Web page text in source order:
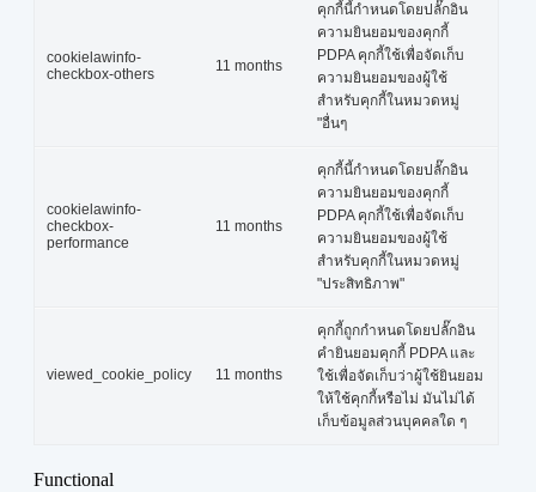
cookielawinfo-
checkbox-others
11 months
คุกกี้นี้กำหนดโดยปลั๊กอิน
ความยินยอมของคุกกี้
PDPA คุกกี้ใช้เพื่อจัดเก็บ
ความยินยอมของผู้ใช้
สำหรับคุกกี้ในหมวดหมู่
"อื่นๆ
cookielawinfo-
checkbox-
performance
11 months
คุกกี้นี้กำหนดโดยปลั๊กอิน
ความยินยอมของคุกกี้
PDPA คุกกี้ใช้เพื่อจัดเก็บ
ความยินยอมของผู้ใช้
สำหรับคุกกี้ในหมวดหมู่
"ประสิทธิภาพ"
viewed_cookie_policy 11 months
คุกกี้ถูกกำหนดโดยปลั๊กอิน
คำยินยอมคุกกี้ PDPA และ
ใช้เพื่อจัดเก็บว่าผู้ใช้ยินยอม
ให้ใช้คุกกี้หรือไม่ มันไม่ได้
เก็บข้อมูลส่วนบุคคลใด ๆ
Functional